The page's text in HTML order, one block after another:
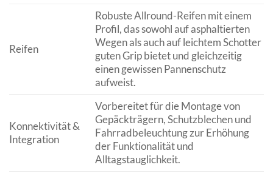
Reifen
Robuste Allround-Reifen mit einem
Profil, das sowohl auf asphaltierten
Wegen als auch auf leichtem Schotter
guten Grip bietet und gleichzeitig
einen gewissen Pannenschutz
aufweist.
Konnektivität &
Integration
Vorbereitet für die Montage von
Gepäckträgern, Schutzblechen und
Fahrradbeleuchtung zur Erhöhung
der Funktionalität und
Alltagstauglichkeit.